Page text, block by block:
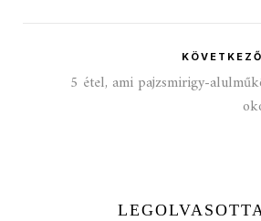
5 étel, ami pajzsmirigy-